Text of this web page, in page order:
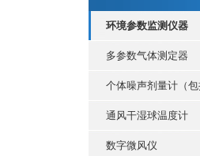
环境参数监测仪器
多参数气体测定器
个体噪声剂量计（包
通风干湿球温度计
数字微风仪